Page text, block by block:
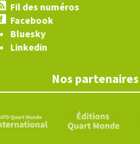
Fil des numéros
Facebook
Bluesky
Linkedin
Nos partenaires